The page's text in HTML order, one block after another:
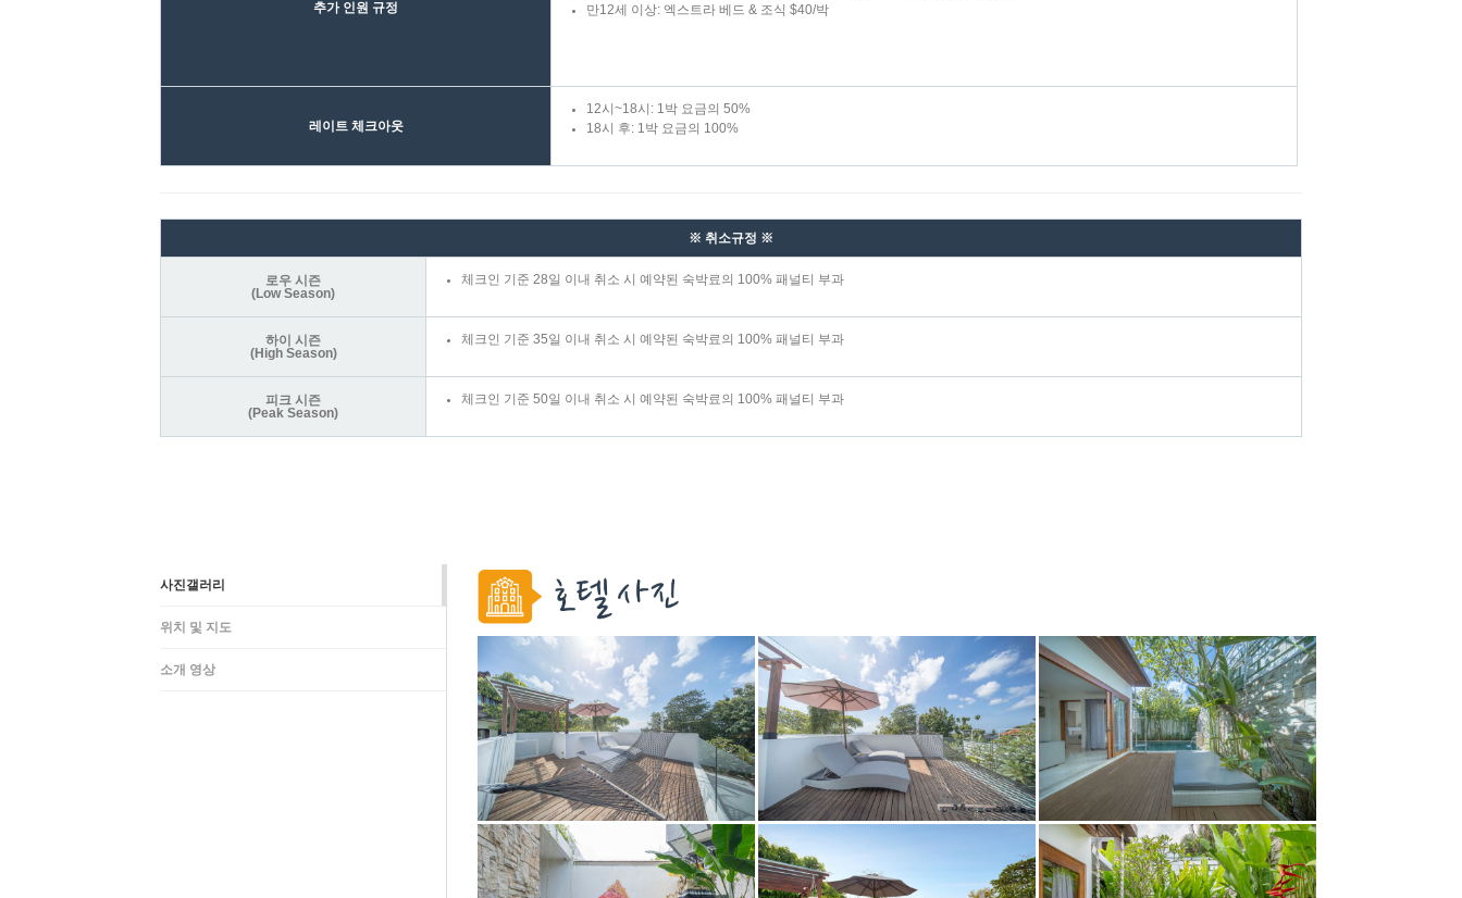
추가 인원 규정
만12세 이상: 엑스트라 베드 & 조식 $40/박
레이트 체크아웃
12시~18시: 1박 요금의 50%
18시 후: 1박 요금의 100%
※ 취소규정 ※
로우 시즌
(Low Season)
체크인 기준 28일 이내 취소 시 예약된 숙박료의 100% 패널티 부과
하이 시즌
(High Season)
체크인 기준 35일 이내 취소 시 예약된 숙박료의 100% 패널티 부과
피크 시즌
(Peak Season)
체크인 기준 50일 이내 취소 시 예약된 숙박료의 100% 패널티 부과
사진갤러리
위치 및 지도
소개 영상